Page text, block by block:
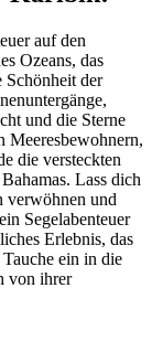
auf den
Ozeans, das
Schönheit der
und die Sterne
Meeresbewohnern,
die versteckten
Lass dich
verwöhnen und
Segelabenteuer
Erlebnis, das
ein in die
von ihrer